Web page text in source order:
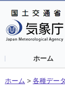
ホーム
ホーム > 各種デー